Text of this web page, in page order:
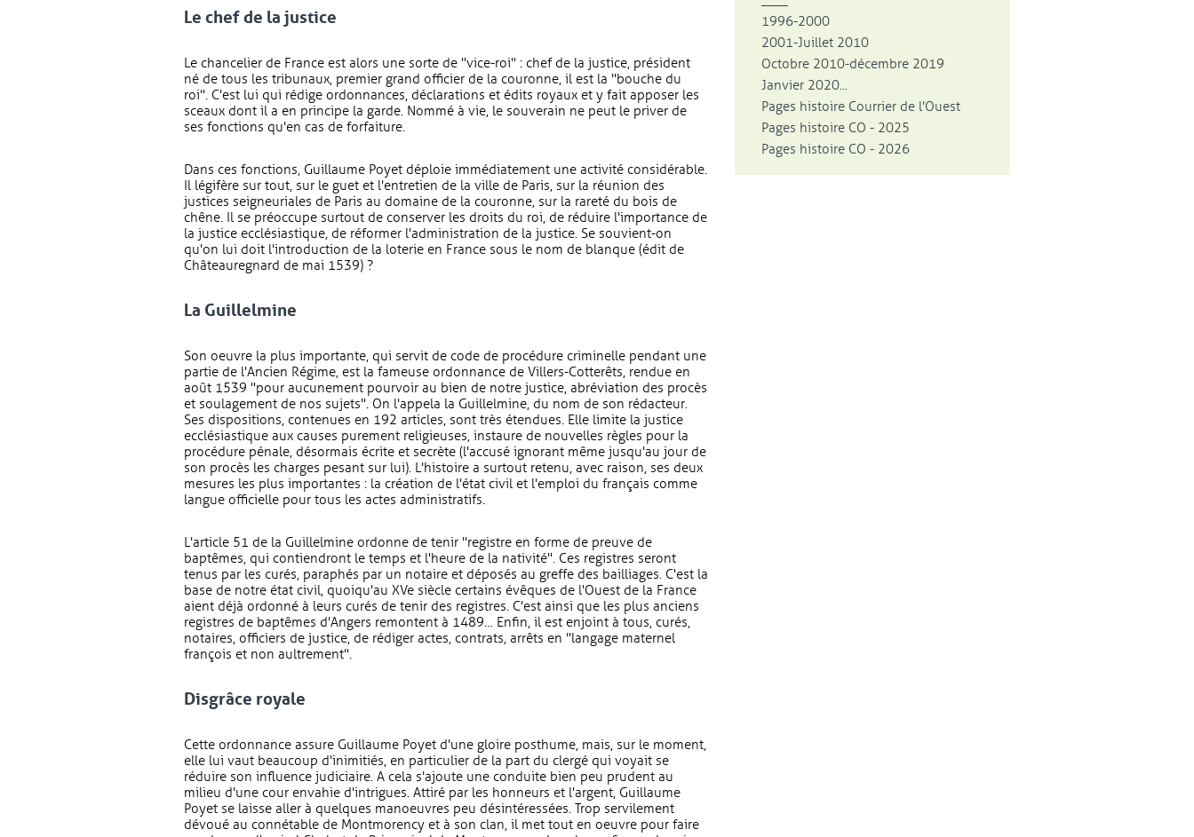
Le chef de la justice
Le chancelier de France est alors une sorte de "vice-roi" : chef de la justice, président
né de tous les tribunaux, premier grand officier de la couronne, il est la "bouche du
roi". C'est lui qui rédige ordonnances, déclarations et édits royaux et y fait apposer les
sceaux dont il a en principe la garde. Nommé à vie, le souverain ne peut le priver de
ses fonctions qu'en cas de forfaiture.
Dans ces fonctions, Guillaume Poyet déploie immédiatement une activité considérable.
Il légifère sur tout, sur le guet et l'entretien de la ville de Paris, sur la réunion des
justices seigneuriales de Paris au domaine de la couronne, sur la rareté du bois de
chêne. Il se préoccupe surtout de conserver les droits du roi, de réduire l'importance de
la justice ecclésiastique, de réformer l'administration de la justice. Se souvient-on
qu'on lui doit l'introduction de la loterie en France sous le nom de blanque (édit de
Châteauregnard de mai 1539) ?
La Guillelmine
Son oeuvre la plus importante, qui servit de code de procédure criminelle pendant une
partie de l'Ancien Régime, est la fameuse ordonnance de Villers-Cotterêts, rendue en
août 1539 "pour aucunement pourvoir au bien de notre justice, abréviation des procès
et soulagement de nos sujets". On l'appela la Guillelmine, du nom de son rédacteur.
Ses dispositions, contenues en 192 articles, sont très étendues. Elle limite la justice
ecclésiastique aux causes purement religieuses, instaure de nouvelles règles pour la
procédure pénale, désormais écrite et secrète (l'accusé ignorant même jusqu'au jour de
son procès les charges pesant sur lui). L'histoire a surtout retenu, avec raison, ses deux
mesures les plus importantes : la création de l'état civil et l'emploi du français comme
langue officielle pour tous les actes administratifs.
L'article 51 de la Guillelmine ordonne de tenir "registre en forme de preuve de
baptêmes, qui contiendront le temps et l'heure de la nativité". Ces registres seront
tenus par les curés, paraphés par un notaire et déposés au greffe des bailliages. C'est la
base de notre état civil, quoiqu'au XVe siècle certains évêques de l'Ouest de la France
aient déjà ordonné à leurs curés de tenir des registres. C'est ainsi que les plus anciens
registres de baptêmes d'Angers remontent à 1489… Enfin, il est enjoint à tous, curés,
notaires, officiers de justice, de rédiger actes, contrats, arrêts en "langage maternel
françois et non aultrement".
Disgrâce royale
Cette ordonnance assure Guillaume Poyet d'une gloire posthume, mais, sur le moment,
elle lui vaut beaucoup d'inimitiés, en particulier de la part du clergé qui voyait se
réduire son influence judiciaire. A cela s'ajoute une conduite bien peu prudent au
milieu d'une cour envahie d'intrigues. Attiré par les honneurs et l'argent, Guillaume
Poyet se laisse aller à quelques manoeuvres peu désintéressées. Trop servilement
dévoué au connétable de Montmorency et à son clan, il met tout en oeuvre pour faire
1996-2000
2001-Juillet 2010
Octobre 2010-décembre 2019
Janvier 2020...
Pages histoire Courrier de l'Ouest
Pages histoire CO - 2025
Pages histoire CO - 2026